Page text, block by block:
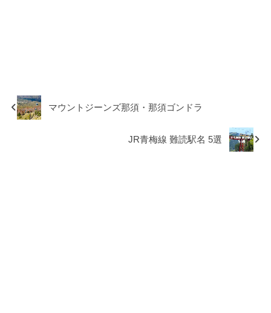
マウントジーンズ那須・那須ゴンドラ
JR青梅線 難読駅名 5選